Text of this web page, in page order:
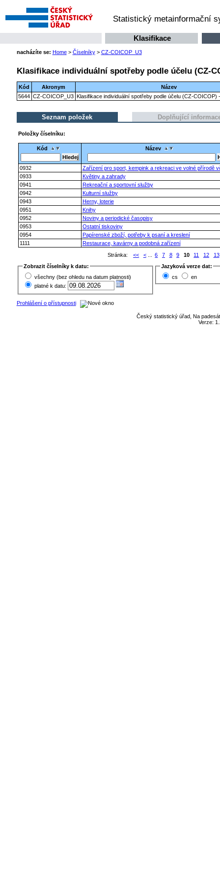
Statistický metainformační
Klasifikace
nacházíte se: Home> Číselníky> CZ-COICOP_U3
Klasifikace individuální spotřeby podle účelu (CZ-
Kód Akronym
Název
5644 CZ-COICOP_U3 Klasifikace individuální spotřeby podle účelu (CZ-COICOP)
Seznam položek Doplňující
Položky číselníku:
Kód Název
0932
Zařízení pro sport, kempink a rekreaci ve volné přírodě
0933
Květiny a zahrady
0941
Rekreační a sportovní služby
0942
Kulturní služby
0943
Herny, loterie
0951
Knihy
0952
Noviny a periodické časopisy
0953
Ostatní tiskoviny
0954
Papírenské zboží, potřeby k psaní a kreslení
1111
Restaurace, kavárny a podobná zařízení
Stránka:
<< <... 6 7 8 9 10 11 12
13
Zobrazit číselníky k datu:
všechny (bez ohledu na datum platnosti)
platné k datu:
Jazyková verze dat:
cs
en
Prohlášení o přístupnosti
Český statistický úřad, Na
Verze: